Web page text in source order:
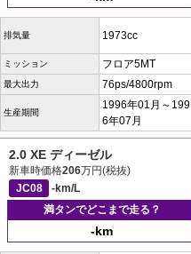
排気量 1973cc
ミッション フロア5MT
最大出力 76ps/4800rpm
生産期間
1996年01月～199
6年07月
2.0 XE ディーゼル
新車時価格206万円(税抜)
JC08
-km/L
満タンでどこまで走る？
-km